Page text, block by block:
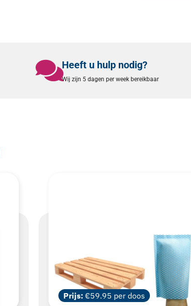
Heeft u hulp nodig?
Wij zijn 5 dagen per week bereikbaar
Prijs: €59.95 per doos